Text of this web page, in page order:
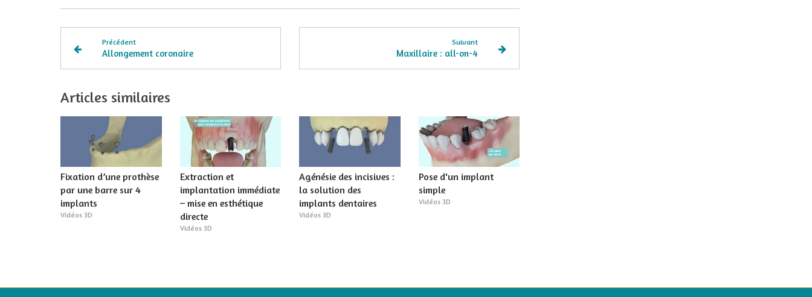
Précédent
Allongement coronaire
Suivant
Maxillaire : all-on-4
Articles similaires
Fixation d’une prothèse
par une barre sur 4
implants
Vidéos 3D
Extraction et
implantation immédiate
– mise en esthétique
directe
Vidéos 3D
Agénésie des incisives :
la solution des
implants dentaires
Vidéos 3D
Pose d'un implant
simple
Vidéos 3D